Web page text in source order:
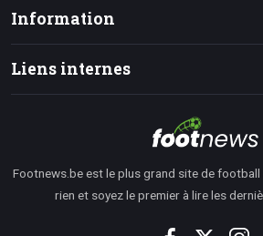
Information
Liens internes
Footnews.be est le plus grand site de football
rien et soyez le premier à lire les